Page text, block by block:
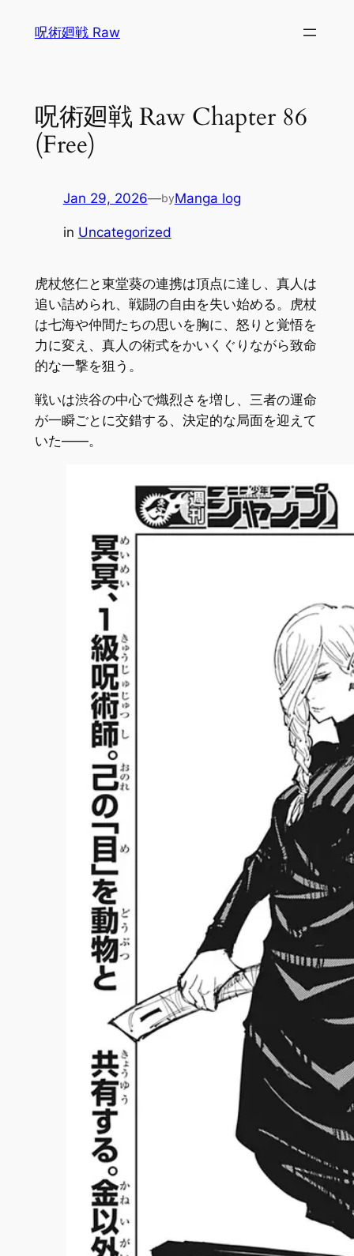
呪術廻戦 Raw
呪術廻戦 Raw Chapter 86
(Free)
Jan 29, 2026—byManga log
in Uncategorized
虎杖悠仁と東堂葵の連携は頂点に達し、真人は
追い詰められ、戦闘の自由を失い始める。虎杖
は七海や仲間たちの思いを胸に、怒りと覚悟を
力に変え、真人の術式をかいくぐりながら致命
的な一撃を狙う。
戦いは渋谷の中心で熾烈さを増し、三者の運命
が一瞬ごとに交錯する、決定的な局面を迎えて
いた――。